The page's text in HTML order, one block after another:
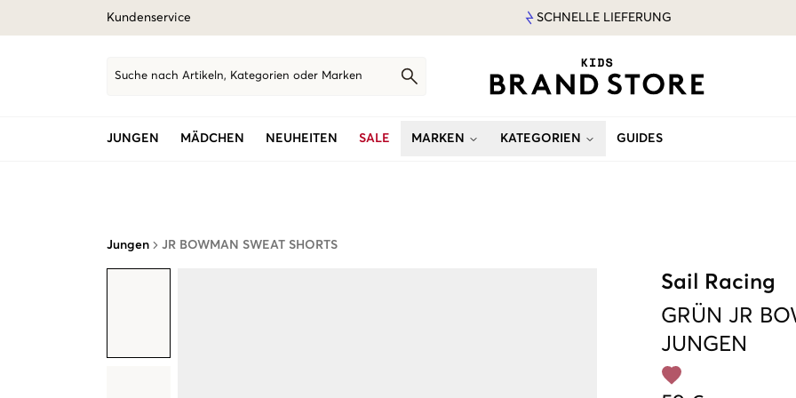
Kundenservice SCHNELLE LIEFERUNG
Suche nach Artikeln, Kategorien oder Marken
JUNGEN MÄDCHEN NEUHEITEN SALE MARKEN KATEGORIEN GUIDES
Jungen JR BOWMAN SWEAT SHORTS
Sail Racing
GRÜN JR
JUNGEN